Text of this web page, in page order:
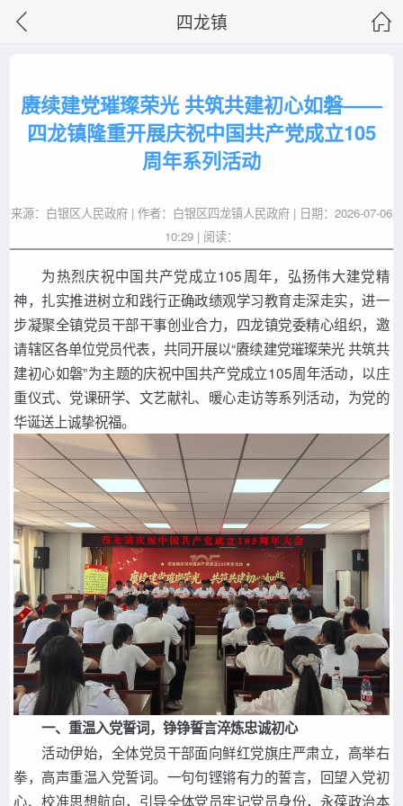
四龙镇
赓续建党璀璨荣光 共筑共建初心如磐——
四龙镇隆重开展庆祝中国共产党成立105
周年系列活动
来源：白银区人民政府 | 作者：白银区四龙镇人民政府 | 日期：2026-07-06
10:29 | 阅读：
为热烈庆祝中国共产党成立105周年，弘扬伟大建党精
神，扎实推进树立和践行正确政绩观学习教育走深走实，进一
步凝聚全镇党员干部干事创业合力，四龙镇党委精心组织，邀
请辖区各单位党员代表，共同开展以“赓续建党璀璨荣光 共筑共
建初心如磐”为主题的庆祝中国共产党成立105周年活动，以庄
重仪式、党课研学、文艺献礼、暖心走访等系列活动，为党的
华诞送上诚挚祝福。
一、重温入党誓词，铮铮誓言淬炼忠诚初心
活动伊始，全体党员干部面向鲜红党旗庄严肃立，高举右
拳，高声重温入党誓词。一句句铿锵有力的誓言，回望入党初
心、校准思想航向，引导全体党员牢记党员身份，永葆政治本